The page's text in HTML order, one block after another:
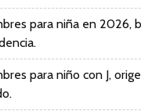
para niña en 2026,
para niño con J,